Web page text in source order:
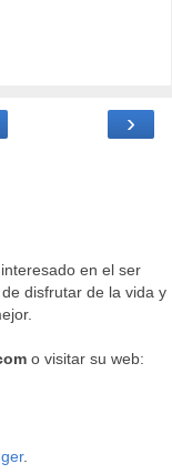
›
en el ser
disfrutar de la vida y
o visitar su web:
.